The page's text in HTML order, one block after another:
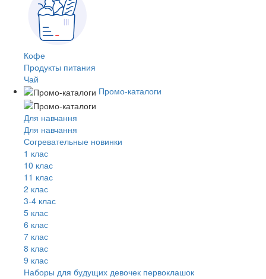
Кофе
Продукты питания
Чай
Промо-каталоги
Для навчання
Для навчання
Согревательные новинки
1 клас
10 клас
11 клас
2 клас
3-4 клас
5 клас
6 клас
7 клас
8 клас
9 клас
Наборы для будущих девочек первоклашок